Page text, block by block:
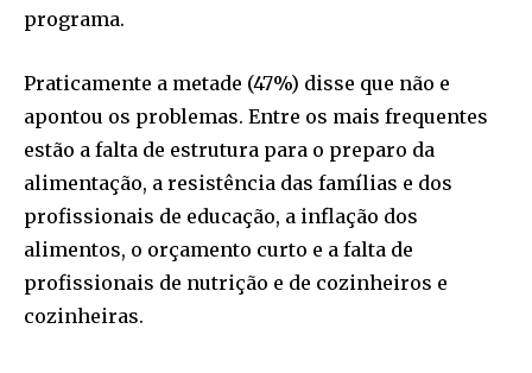
programa.
Praticamente a metade (47%) disse que não e
apontou os problemas. Entre os mais frequentes
estão a falta de estrutura para o preparo da
alimentação, a resistência das famílias e dos
profissionais de educação, a inflação dos
alimentos, o orçamento curto e a falta de
profissionais de nutrição e de cozinheiros e
cozinheiras.